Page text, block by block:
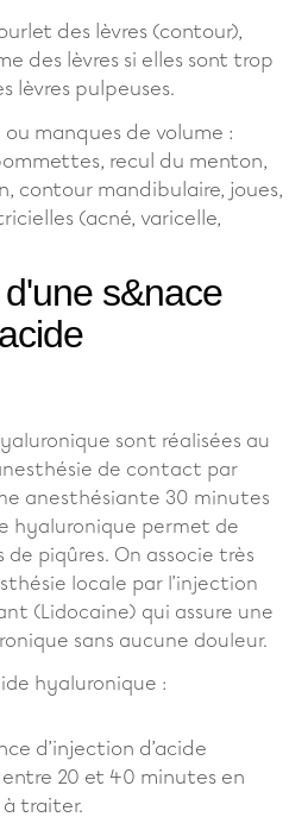
des lèvres (contour),
des lèvres si elles sont trop
lèvres pulpeuses.
manques de volume :
recul du menton,
contour mandibulaire, joues,
(acné, varicelle,
s&nace
sont réalisées au
de contact par
anesthésiante 30 minutes
hyaluronique permet de
piqûres. On associe très
locale par l’injection
(Lidocaine) qui assure une
sans aucune douleur.
hyaluronique :
d’injection d’acide
20 et 40 minutes en
traiter.